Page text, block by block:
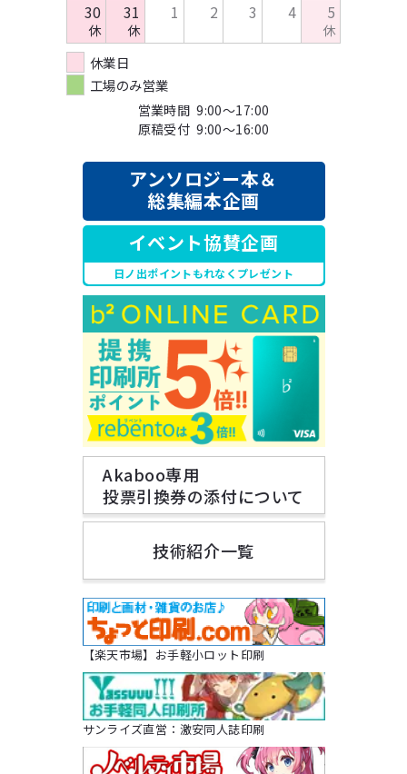
30
休
31
休
1 2 3 4 5
休
休業日
工場のみ営業
営業時間 9:00～17:00
原稿受付 9:00～16:00
アンソロジー本＆
総集編本企画
イベント協賛企画
日ノ出ポイントもれなくプレゼント
Akaboo専用
投票引換券の添付について
技術紹介一覧
【楽天市場】お手軽小ロット印刷
サンライズ直営：激安同人誌印刷